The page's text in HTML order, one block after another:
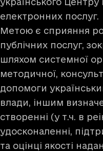
електронних послуг.
Метою є сприяння
публічних послуг,
шляхом системної
методичної,
допомоги
влади, іншим
створенні (у т.ч. в
удосконаленні,
та оцінці якості